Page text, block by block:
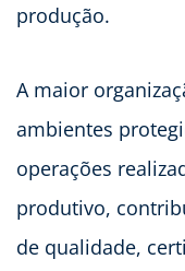
produção.
A maior
ambientes
operações
produtivo,
de qualidade,